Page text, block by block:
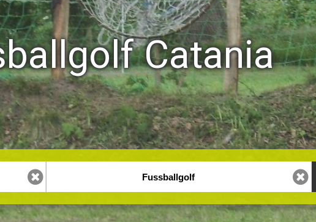
Catania